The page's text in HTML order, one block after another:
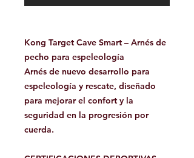
Kong Target Cave Smart – Arnés de
pecho para espeleología
Arnés de nuevo desarrollo para
espeleología y rescate, diseñado
para mejorar el confort y la
seguridad en la progresión por
cuerda.